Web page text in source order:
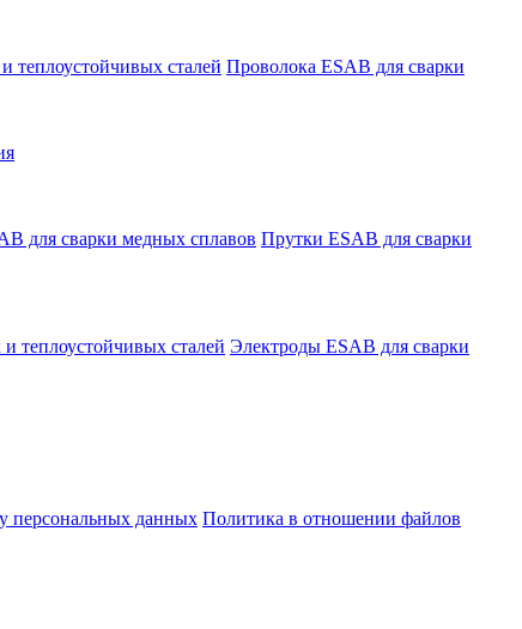
теплоустойчивых сталей Проволока ESAB для сварки
для сварки медных сплавов Прутки ESAB для сварки
теплоустойчивых сталей Электроды ESAB для сварки
персональных данных Политика в отношении файлов